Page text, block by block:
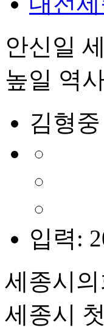
안신일
높일 역
김형
입력:
세종시
세종시